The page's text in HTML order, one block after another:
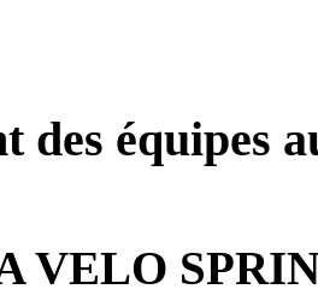
des équipes
VELO